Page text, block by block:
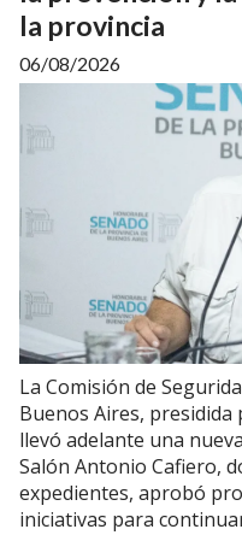
la provincia
06/08/2026
La Comisión de
Buenos Aires,
llevó adelante una
Salón Antonio Cafiero,
expedientes, aprobó
iniciativas para